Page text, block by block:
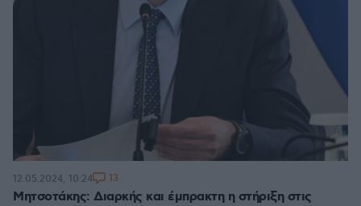
Μητσοτάκης: Διαρκής και έμπρακτη η στήριξη στις
12.05.2024, 10:24 13